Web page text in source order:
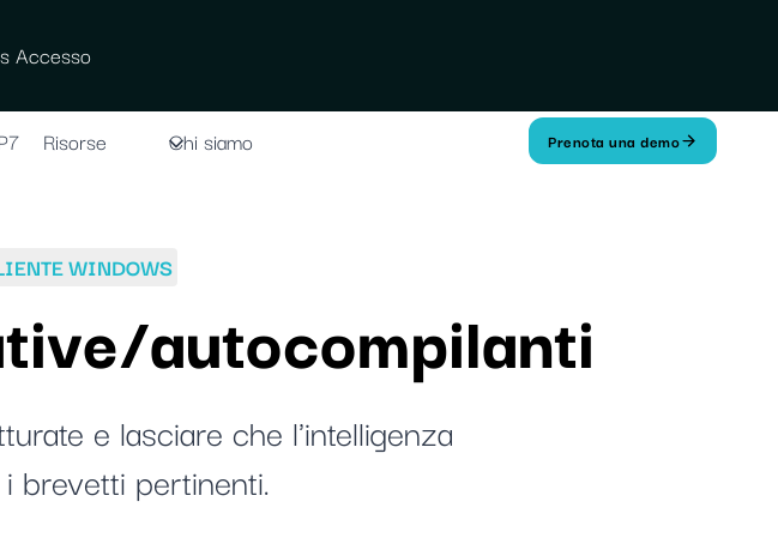
Accesso
Risorse Chi siamo Prenota una demo
WINDOWS
autocompilanti
e lasciare che l'intelligenza
brevetti pertinenti.